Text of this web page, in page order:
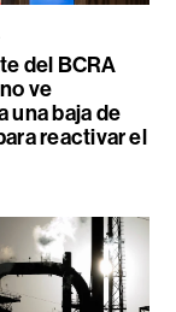
del BCRA
ve
una baja de
reactivar el